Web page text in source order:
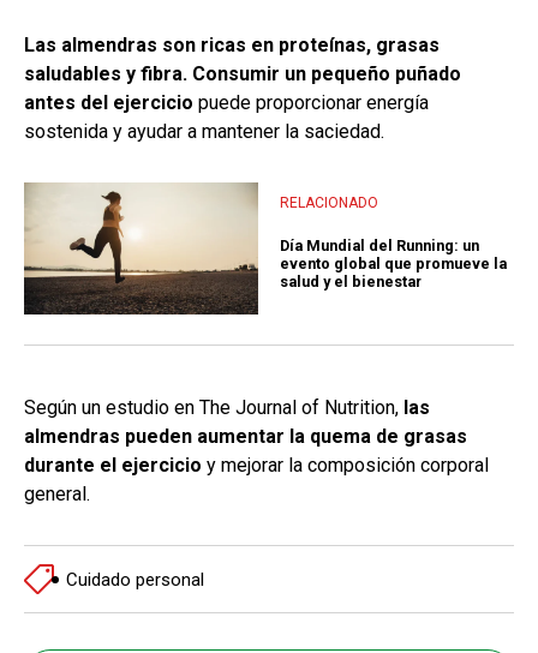
Las almendras son ricas en proteínas, grasas
saludables y fibra. Consumir un pequeño puñado
antes del ejercicio puede proporcionar energía
sostenida y ayudar a mantener la saciedad.
RELACIONADO
Día Mundial del Running: un
evento global que promueve la
salud y el bienestar
Según un estudio en The Journal of Nutrition, las
almendras pueden aumentar la quema de grasas
durante el ejercicio y mejorar la composición corporal
general.
Cuidado personal